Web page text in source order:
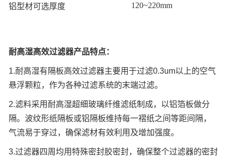
铝型材可选厚度 120~220mm
耐高湿高效过滤器产品特点：
1.耐高湿有隔板高效过滤器主要用于过滤0.3um以上的空气
悬浮颗粒，作为各种过滤系统的末端过滤。
2.滤料采用耐高湿超细玻璃纤维滤纸制成，以铝箔板做分
隔。波纹形纸隔板或铝隔板维持每一褶纸之间等距间隔，
气流易于穿过，确保滤材有效利用及增加强度。
3.过滤器四周均用特殊密封胶密封，确保整个过滤器的密封